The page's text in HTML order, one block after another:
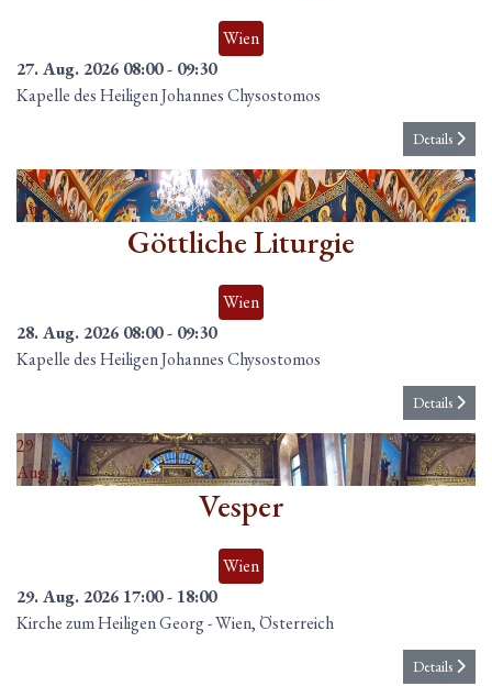
Wien
27. Aug. 2026 08:00- 09:30
Kapelle des Heiligen Johannes Chysostomos
Details
28
Aug.
Göttliche Liturgie
Wien
28. Aug. 2026 08:00- 09:30
Kapelle des Heiligen Johannes Chysostomos
Details
29
Aug.
Vesper
Wien
29. Aug. 2026 17:00- 18:00
Kirche zum Heiligen Georg-Wien, Österreich
Details